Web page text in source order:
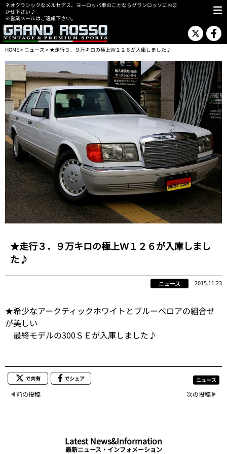
ネオクラシックなメルセデス、ヨーロッパ車のことならグランロッソにおま
かせ下さい♪
※営業メールはご遠慮下さい。
HOME> ニュース > ★走行３．９万キロの極上Ｗ１２６が入庫しました♪
★走行３．９万キロの極上Ｗ１２６が入庫しまし
た♪
ニュース 2015.11.23
★希少なアークティックホワイトとブルーベロアの組合せ
が美しい
最終モデルの300ＳＥが入庫しました♪
で共有 でシェア ニュース
前の投稿 次の投稿
Latest News&Information
最新ニュース・インフォメーション